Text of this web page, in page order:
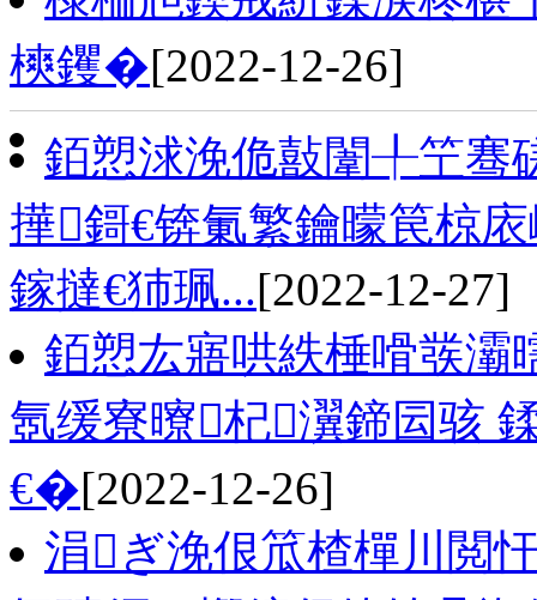
樉钁�[2022-12-26]
銆愬浗浼佹敼闈╀笁骞
撶鎶€锛氭繁鑰曚笢椋
鎵撻€犻珮...[2022-12-27]
銆愬厷寤哄紩棰嗗彂灞
氬缓寮曢杞瀷鍗囩骇
€�[2022-12-26]
涓ぎ浼佷笟楂樿川閲